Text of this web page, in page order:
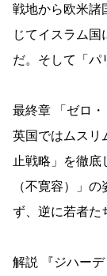
戦地から欧米諸
じてイスラム国
だ。そして「パ
最終章 「ゼロ
英国ではムスリ
止戦略」を徹底
（不寛容）」
ず、逆に若者た
解説 『ジハー